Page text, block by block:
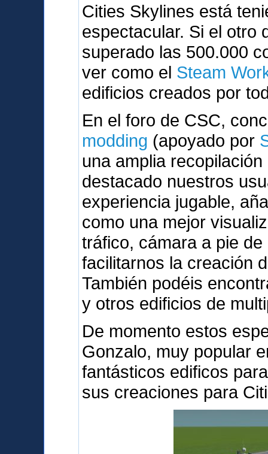
Cities Skylines está
espectacular. Si el otro
superado las 500.000
ver como el Steam
edificios creados por
En el foro de CSC,
modding (apoyado por
una amplia
destacado nuestros
experiencia jugable,
como una mejor
tráfico, cámara a pie
facilitarnos la creación
También podéis
y otros edificios de
De momento estos
Gonzalo, muy popular
fantásticos edificos
sus creaciones para